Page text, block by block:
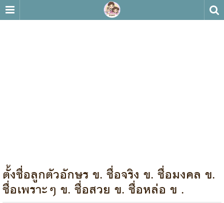
ตั้งชื่อลูกตัวอักษร ข. ชื่อจริง ข. ชื่อมงคล ข.
ชื่อเพราะๆ ข. ชื่อสวย ข. ชื่อหล่อ ข .